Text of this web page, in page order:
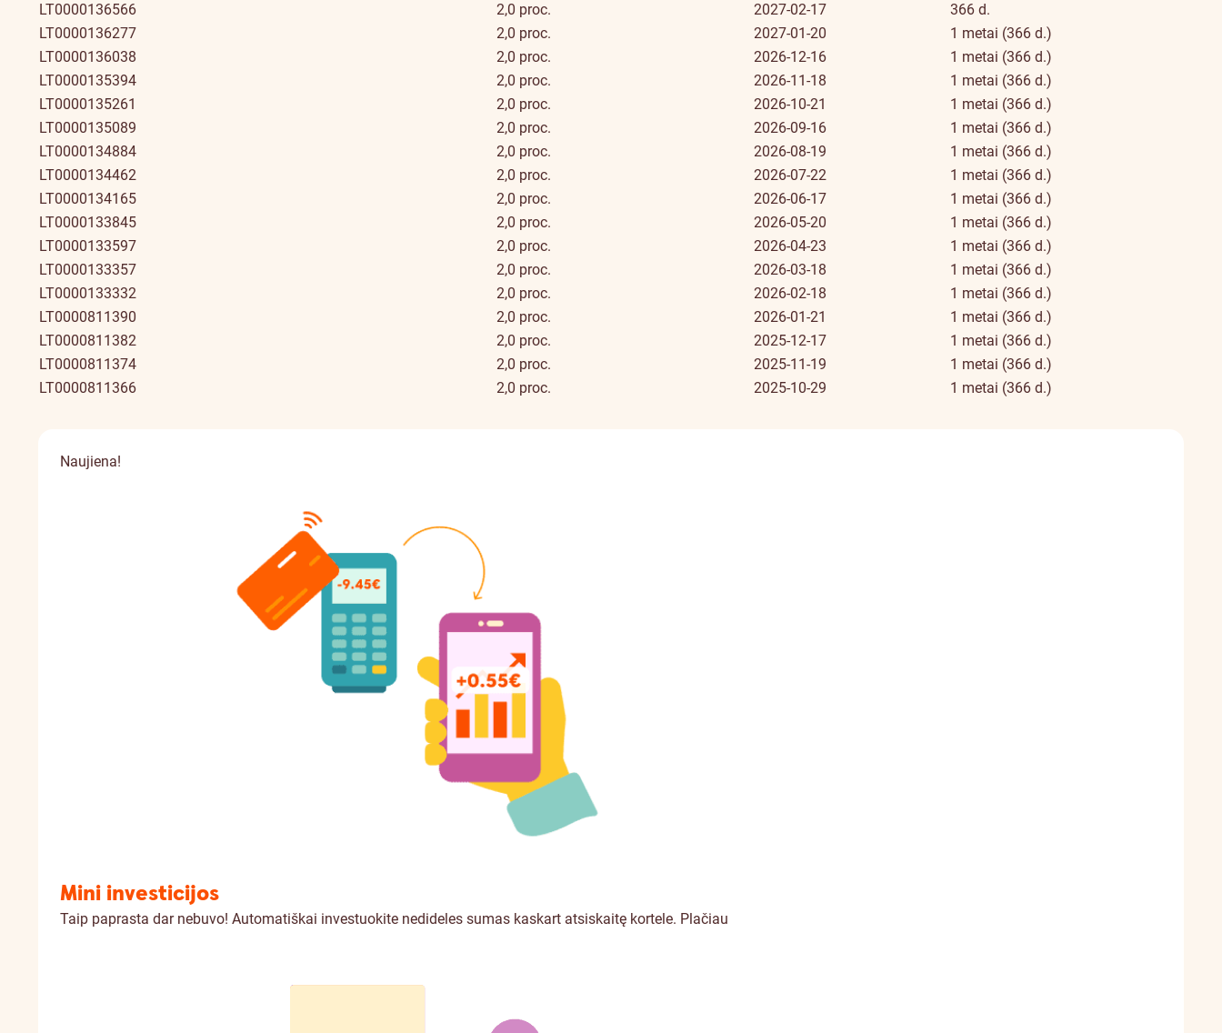
LT0000136566
2,0 proc. 2027-02-17
366 d.
LT0000136277
2,0 proc. 2027-01-20
1 metai (366 d.)
LT0000136038
2,0 proc. 2026-12-16
1 metai (366 d.)
LT0000135394
2,0 proc. 2026-11-18
1 metai (366 d.)
LT0000135261
2,0 proc. 2026-10-21
1 metai (366 d.)
LT0000135089
2,0 proc. 2026-09-16
1 metai (366 d.)
LT0000134884
2,0 proc. 2026-08-19
1 metai (366 d.)
LT0000134462
2,0 proc. 2026-07-22
1 metai (366 d.)
LT0000134165
2,0 proc. 2026-06-17
1 metai (366 d.)
LT0000133845
2,0 proc. 2026-05-20
1 metai (366 d.)
LT0000133597
2,0 proc. 2026-04-23
1 metai (366 d.)
LT0000133357
2,0 proc. 2026-03-18
1 metai (366 d.)
LT0000133332
2,0 proc. 2026-02-18
1 metai (366 d.)
LT0000811390
2,0 proc. 2026-01-21
1 metai (366 d.)
LT0000811382
2,0 proc. 2025-12-17
1 metai (366 d.)
LT0000811374
2,0 proc. 2025-11-19
1 metai (366 d.)
LT0000811366
2,0 proc. 2025-10-29 1 metai (366 d.)
Naujiena!
Mini investicijos
Taip paprasta dar nebuvo! Automatiškai investuokite nedideles sumas kaskart atsiskaitę kortele. Plačiau